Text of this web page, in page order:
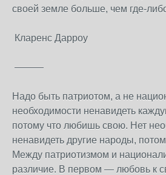
своей земле больше, чем где-
Кларенс Дарроу
———
Надо быть патриотом, а не
необходимости ненавидеть
потому что любишь свою. Нет
ненавидеть другие народы,
Между патриотизмом и
различие. В первом — любовь к